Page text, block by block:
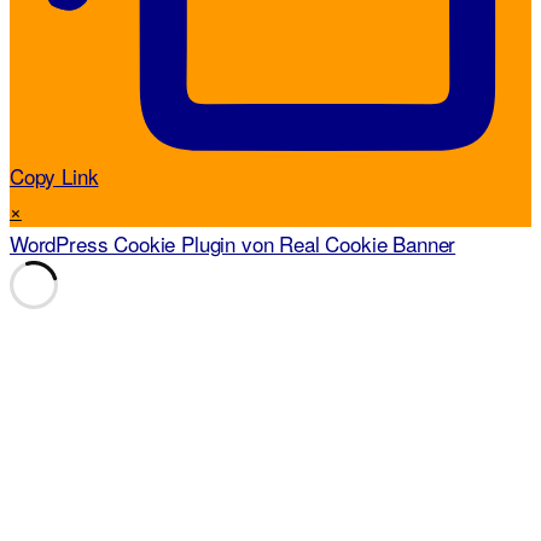
Copy Link
×
WordPress Cookie Plugin von Real Cookie Banner